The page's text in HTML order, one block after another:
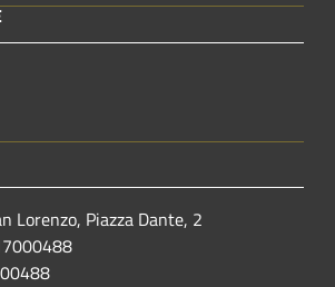
Lorenzo, Piazza Dante, 2